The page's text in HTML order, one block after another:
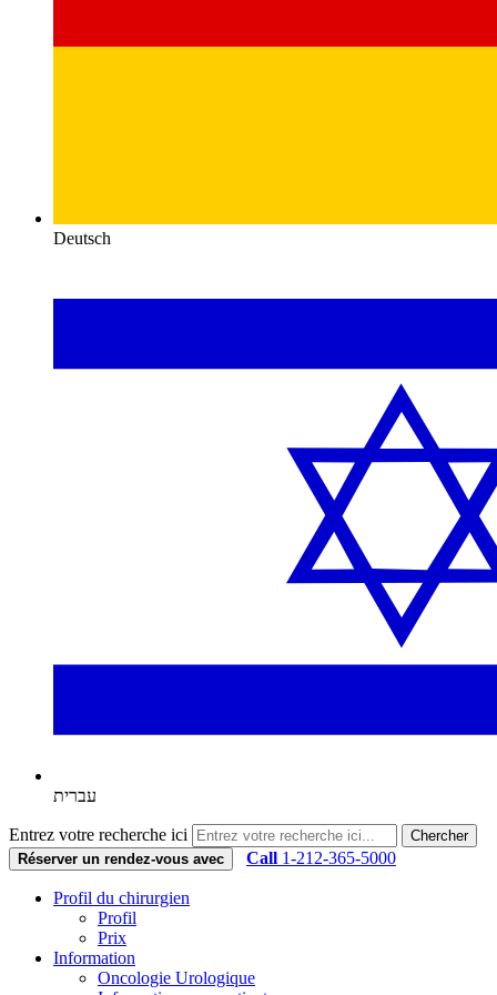
Deutsch
עברית
Entrez votre recherche ici
Chercher
Réserver un rendez-vous avec
Call 1-212-365-5000
Profil du chirurgien
Profil
Prix
Information
Oncologie Urologique